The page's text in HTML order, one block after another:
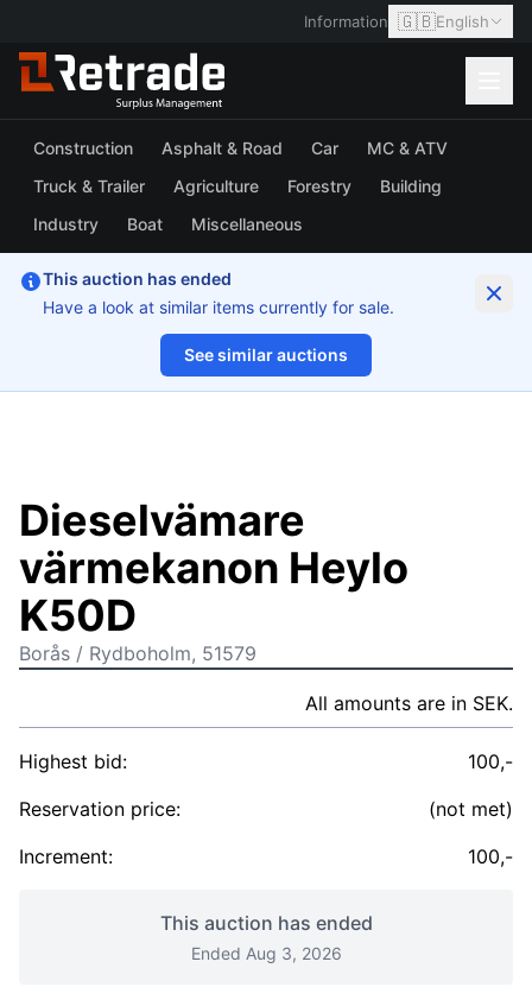
Information 🇬🇧English
Construction Asphalt & Road Car
MC & ATV
Truck & Trailer
Agriculture Forestry
Building
Industry
Boat Miscellaneous
This auction has ended
Have a look at similar items currently for sale.
See similar auctions
1/10
Dieselvämare
värmekanon Heylo
K50D
Borås / Rydboholm, 51579
All amounts are in SEK.
Highest bid:
100,-
Reservation price:
(not met)
Increment:
100,-
This auction has ended
Ended Aug 3, 2026